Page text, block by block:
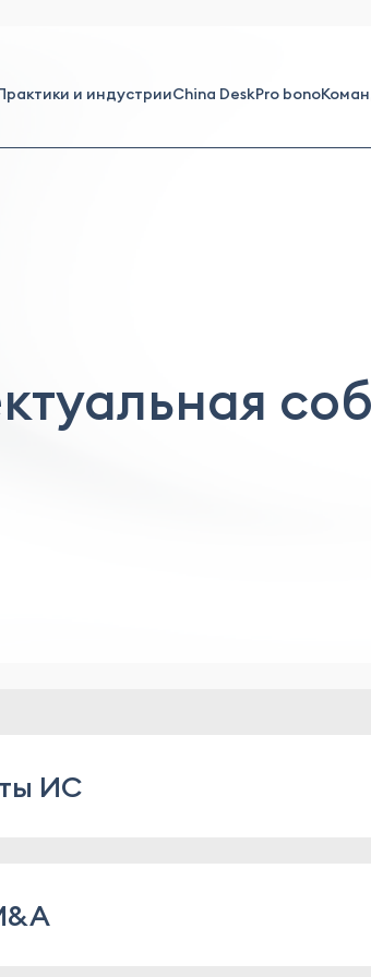
и индустрииChina DeskPro bono
ИС
сделок по передаче прав на